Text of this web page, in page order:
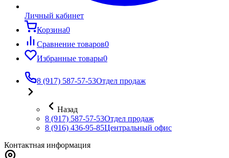
Личный кабинет
Корзина0
Сравнение товаров0
Избранные товары0
8 (917) 587-57-53Отдел продаж
Назад
8 (917) 587-57-53Отдел продаж
8 (916) 436-95-85Центральный офис
Контактная информация